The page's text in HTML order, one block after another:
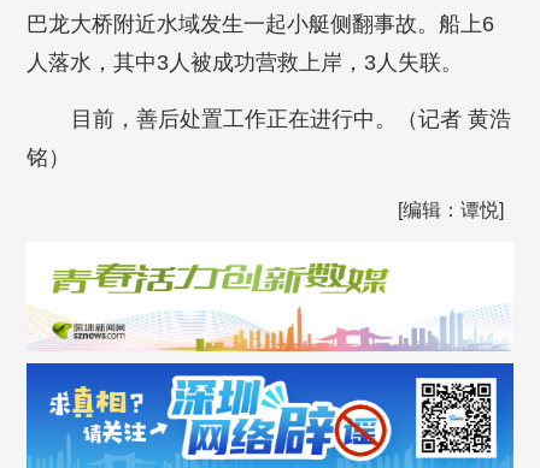
巴龙大桥附近水域发生一起小艇侧翻事故。船上6
人落水，其中3人被成功营救上岸，3人失联。
目前，善后处置工作正在进行中。
（记者 黄浩
铭）
[编辑：谭悦]